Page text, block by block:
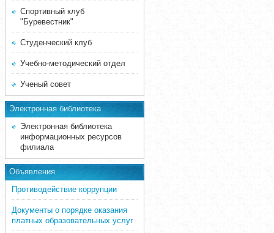
Спортивный клуб
"Буревестник"
Студенческий клуб
Учебно-методический отдел
Ученый совет
Электронная библиотека
Электронная библиотека
информационных ресурсов
филиала
Объявления
Противодействие коррупции
Документы о порядке оказания
платных образовательных услуг